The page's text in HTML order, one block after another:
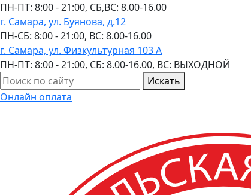
ПН-ПТ: 8:00 - 21:00, СБ,ВС: 8.00-16.00
г. Самара, ул. Буянова, д.12
ПН-СБ: 8:00 - 21:00, ВС: 8.00-16.00
г. Самара, ул. Физкультурная 103 А
ПН-ПТ: 8:00 - 21:00, СБ: 8.00-16.00, ВС: ВЫХОДНОЙ
Искать
Онлайн оплата